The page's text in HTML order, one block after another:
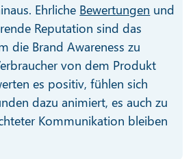
Ehrliche Bewertungen und
Reputation sind das
die Brand Awareness zu
von dem Produkt
es positiv, fühlen sich
dazu animiert, es auch zu
Kommunikation bleiben